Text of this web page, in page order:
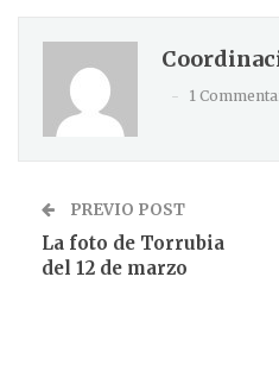
1
PREVIO POST
La foto de Torrubia
del 12 de marzo